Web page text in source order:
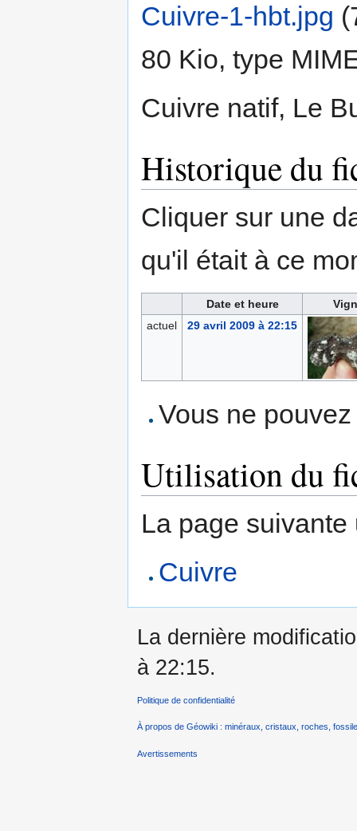
Cuivre-1-hbt.jpg
80 Kio, type
Cuivre natif, Le
Historique du
Cliquer sur une
qu'il était à ce
Date et heure
actuel
29 avril 2009 à 22:15
Vous ne
Utilisation du
La page
Cuivre
La dernière
à 22:15.
Politique de confidentialité
À propos de Géowiki : minéraux, cristaux, roches,
Avertissements